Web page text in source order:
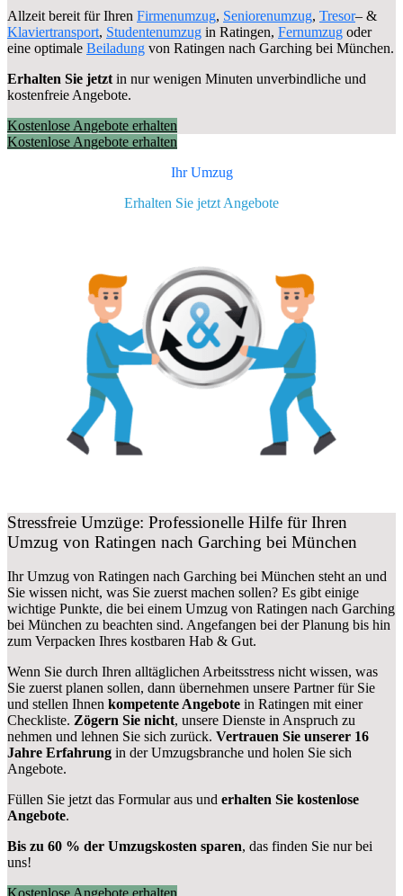
Allzeit bereit für Ihren Firmenumzug, Seniorenumzug, Tresor– &
Klaviertransport, Studentenumzug in Ratingen, Fernumzug oder
eine optimale Beiladung von Ratingen nach Garching bei München.
Erhalten Sie jetzt in nur wenigen Minuten unverbindliche und
kostenfreie Angebote.
Kostenlose Angebote erhalten
Kostenlose Angebote erhalten
Ihr Umzug
Erhalten Sie jetzt Angebote
Stressfreie Umzüge: Professionelle Hilfe für Ihren
Umzug von Ratingen nach Garching bei München
Ihr Umzug von Ratingen nach Garching bei München steht an und
Sie wissen nicht, was Sie zuerst machen sollen? Es gibt einige
wichtige Punkte, die bei einem Umzug von Ratingen nach Garching
bei München zu beachten sind. Angefangen bei der Planung bis hin
zum Verpacken Ihres kostbaren Hab & Gut.
Wenn Sie durch Ihren alltäglichen Arbeitsstress nicht wissen, was
Sie zuerst planen sollen, dann übernehmen unsere Partner für Sie
und stellen Ihnen kompetente Angebote in Ratingen mit einer
Checkliste. Zögern Sie nicht, unsere Dienste in Anspruch zu
nehmen und lehnen Sie sich zurück. Vertrauen Sie unserer 16
Jahre Erfahrung in der Umzugsbranche und holen Sie sich
Angebote.
Füllen Sie jetzt das Formular aus und erhalten Sie kostenlose
Angebote.
Bis zu 60 % der Umzugskosten sparen, das finden Sie nur bei
uns!